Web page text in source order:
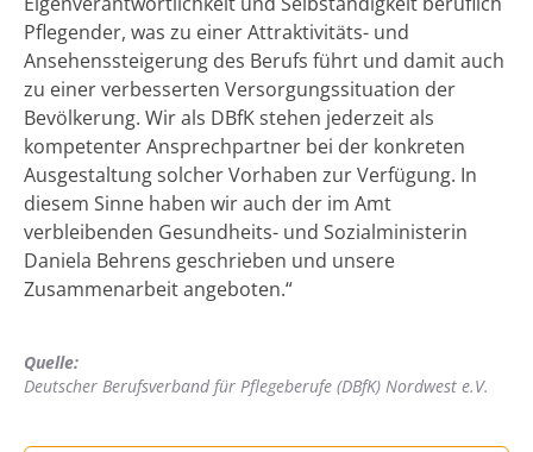
Pflegender, was zu einer Attraktivitäts- und
Ansehenssteigerung des Berufs führt und damit auch
zu einer verbesserten Versorgungssituation der
Bevölkerung. Wir als DBfK stehen jederzeit als
kompetenter Ansprechpartner bei der konkreten
Ausgestaltung solcher Vorhaben zur Verfügung. In
diesem Sinne haben wir auch der im Amt
verbleibenden Gesundheits- und Sozialministerin
Daniela Behrens geschrieben und unsere
Zusammenarbeit angeboten.“
Quelle:
Deutscher Berufsverband für Pflegeberufe (DBfK) Nordwest e.V.